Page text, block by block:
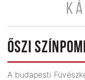
ŐSZI
A budapesti